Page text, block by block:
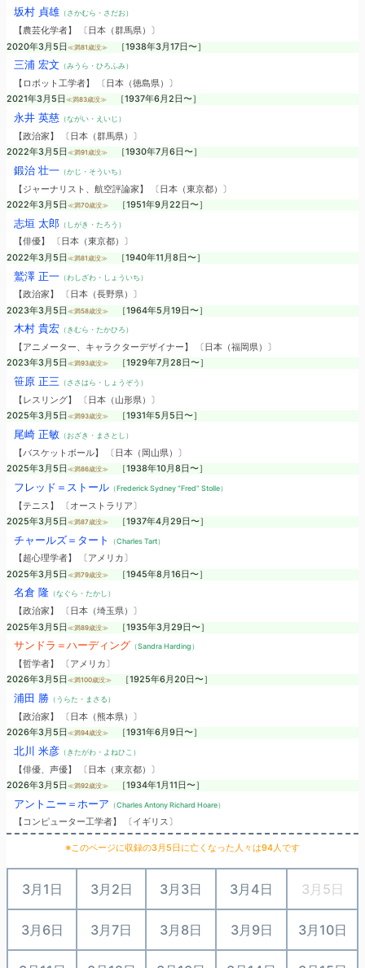
坂村 貞雄（さかむら・さだお）
【農芸化学者】 〔日本（群馬県）〕
2020年3月5日 ≪満81歳没≫ ［1938年3月17日〜］
三浦 宏文 （みうら・ひろふみ）
【ロボット工学者】 〔日本（徳島県）〕
2021年3月5日 ≪満83歳没≫ ［1937年6月2日〜］
永井 英慈 （ながい・えいじ）
【政治家】 〔日本（群馬県）〕
2022年3月5日 ≪満91歳没≫ ［1930年7月6日〜］
鍛治 壮一（かじ・そういち）
【ジャーナリスト、航空評論家】 〔日本（東京都）〕
2022年3月5日 ≪満70歳没≫ ［1951年9月22日〜］
志垣 太郎（しがき・たろう）
【俳優】 〔日本（東京都）〕
2022年3月5日 ≪満81歳没≫ ［1940年11月8日〜］
鷲澤 正一（わしざわ・しょういち）
【政治家】 〔日本（長野県）〕
2023年3月5日 ≪満58歳没≫ ［1964年5月19日〜］
木村 貴宏（きむら・たかひろ）
【アニメーター、キャラクターデザイナー】 〔日本（福岡県）〕
2023年3月5日 ≪満93歳没≫ ［1929年7月28日〜］
笹原 正三 （ささはら・しょうぞう）
【レスリング】 〔日本（山形県）〕
2025年3月5日 ≪満93歳没≫ ［1931年5月5日〜］
尾崎 正敏（おざき・まさとし）
【バスケットボール】 〔日本（岡山県）〕
2025年3月5日 ≪満86歳没≫ ［1938年10月8日〜］
フレッド＝ストール（Frederick Sydney “Fred” Stolle）
【テニス】 〔オーストラリア〕
2025年3月5日 ≪満87歳没≫ ［1937年4月29日〜］
チャールズ＝タート （Charles Tart）
【超心理学者】 〔アメリカ〕
2025年3月5日 ≪満79歳没≫ ［1945年8月16日〜］
名倉 隆（なぐら・たかし）
【政治家】 〔日本（埼玉県）〕
2025年3月5日 ≪満89歳没≫ ［1935年3月29日〜］
サンドラ＝ハーディング （Sandra Harding）
【哲学者】 〔アメリカ〕
2026年3月5日 ≪満100歳没≫ ［1925年6月20日〜］
浦田 勝（うらた・まさる）
【政治家】 〔日本（熊本県）〕
2026年3月5日 ≪満94歳没≫ ［1931年6月9日〜］
北川 米彦（きたがわ・よねひこ）
【俳優、声優】 〔日本（東京都）〕
2026年3月5日 ≪満92歳没≫ ［1934年1月11日〜］
アントニー＝ホーア （Charles Antony Richard Hoare）
【コンピューター工学者】 〔イギリス〕
※このページに収録の3月5日に亡くなった人々は94人です
3月1日 3月2日 3月3日 3月4日 3月5日
3月6日 3月7日 3月8日 3月9日 3月10日